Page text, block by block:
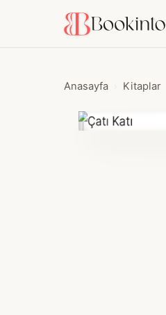
Anasayfa Kitaplar